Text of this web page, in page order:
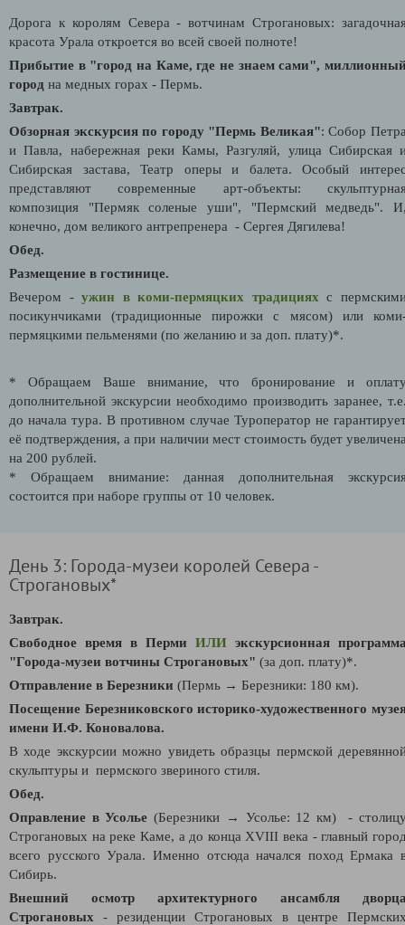
Дорога к королям Севера - вотчинам Строгановых:
красота Урала откроется во всей своей полноте!
Прибытие в "город на Каме, где не знаем сами",
город на медных горах - Пермь.
Завтрак.
Обзорная экскурсия по городу "Пермь Великая": Собор
и Павла, набережная реки Камы, Разгуляй, улица Сибирская
Сибирская застава, Театр оперы и балета. Особый
представляют современные арт-объекты:
композиция "Пермяк соленые уши", "Пермский медведь".
конечно, дом великого антрепренера - Сергея Дягилева!
Обед.
Размещение в гостинице.
Вечером -ужин в коми-пермяцких традициях с
посикунчиками (традиционные пирожки с мясом) или
пермяцкими пельменями (по желанию и за доп. плату)*.
* Обращаем Ваше внимание, что бронирование и
дополнительной экскурсии необходимо производить заранее,
до начала тура. В противном случае Туроператор не
её подтверждения, а при наличии мест стоимость будет
на 200 рублей.
* Обращаем внимание: данная дополнительная
состоится при наборе группы от 10 человек.
День 3: Города-музеи королей Севера -
Строгановых*
Завтрак.
Свободное время в Перми ИЛИ экскурсионная
"Города-музеи вотчины Строгановых" (за доп. плату)*.
Отправление в Березники (Пермь → Березники: 180 км).
Посещение Березниковского историко-художественного
имени И.Ф. Коновалова.
В ходе экскурсии можно увидеть образцы пермской
скульптуры и пермского звериного стиля.
Обед.
Оправление в Усолье(Березники → Усолье: 12 км) -
Строгановых на реке Каме, а до конца XVIII века - главный
всего русского Урала. Именно отсюда начался поход Ермака
Сибирь.
Внешний осмотр архитектурного ансамбля
Строгановых - резиденции Строгановых в центре